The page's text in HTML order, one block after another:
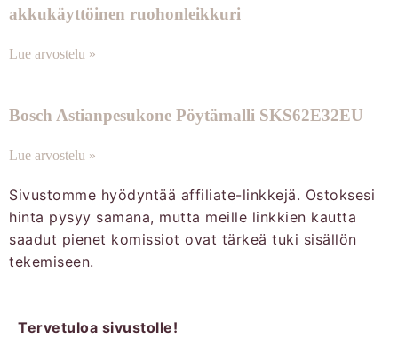
akkukäyttöinen ruohonleikkuri
Lue arvostelu »
Bosch Astianpesukone Pöytämalli SKS62E32EU
Lue arvostelu »
Sivustomme hyödyntää affiliate-linkkejä. Ostoksesi
hinta pysyy samana, mutta meille linkkien kautta
saadut pienet komissiot ovat tärkeä tuki sisällön
tekemiseen.
Tervetuloa sivustolle!